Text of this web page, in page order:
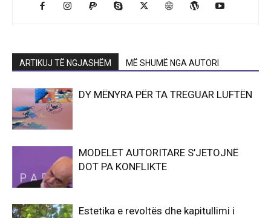
ARTIKUJ TË NGJASHËM MË SHUMË NGA AUTORI
DY MËNYRA PËR TA TREGUAR LUFTËN
MODELET AUTORITARE S’JETOJNË
DOT PA KONFLIKTE
Estetika e revoltës dhe kapitullimi i